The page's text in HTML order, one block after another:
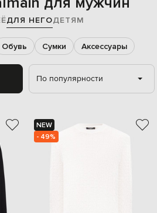
ДЛЯ НЕГОДЕТЯМ
Обувь Сумки Аксессуары
По популярности
NEW
- 49%